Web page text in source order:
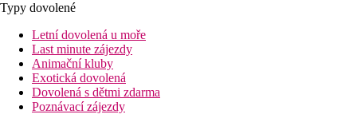
Typy dovolené
Letní dovolená u moře
Last minute zájezdy
Animační kluby
Exotická dovolená
Dovolená s dětmi zdarma
Poznávací zájezdy